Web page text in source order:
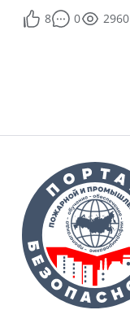
8 0 2960